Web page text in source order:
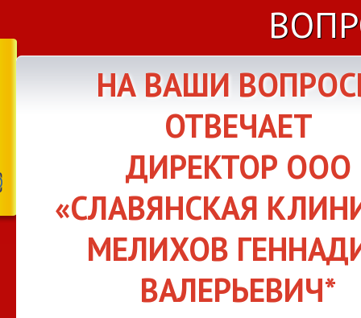
НА ВАШИ
ОТВЕЧАЕТ
ДИРЕКТОР ООО
«СЛАВЯНСКАЯ
МЕЛИХОВ
ВАЛЕРЬЕВИЧ*